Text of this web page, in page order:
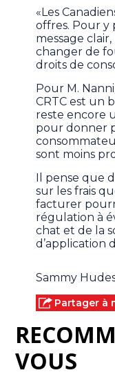
«Les
offres. Pour y
message
changer de
droits de
Pour M.
CRTC est un
reste encore
pour donner
sont moins
Il pense que
sur les frais
facturer
régulation à
chat et de la
d’application
Sammy
Partager à
VOUS